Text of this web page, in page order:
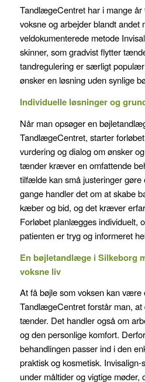
virker
i
op
til
36
timer,
dagligt
og
fås
som
billig
generisk
medicin
i
Danmark.
Generisk
tadalafil
fra
0,86
kr
per
dag.
TandlægeCentret har i mange år
voksne og arbejder blandt andet
veldokumenterede metode
skinner, som gradvist flytter
tandregulering er særligt
ønsker en løsning uden synlige
Individuelle løsninger og
Når man opsøger en
TandlægeCentret, starter
vurdering og dialog om ønsker
tænder kræver en omfattende
tilfælde kan små justeringer gøre
gange handler det om at skabe
kæber og bid, og det kræver
Forløbet planlægges individuelt,
patienten er tryg og informeret
En bøjletandlæge i Silkeborg
voksne liv
At få bøjle som voksen kan være
TandlægeCentret forstår man, at
tænder. Det handler også om
og den personlige komfort.
behandlingen passer ind i den
praktisk og kosmetisk.
under måltider og vigtige møder,